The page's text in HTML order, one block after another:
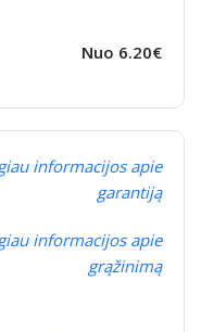
Nuo 6.20€
informacijos apie
garantiją
informacijos apie
grąžinimą